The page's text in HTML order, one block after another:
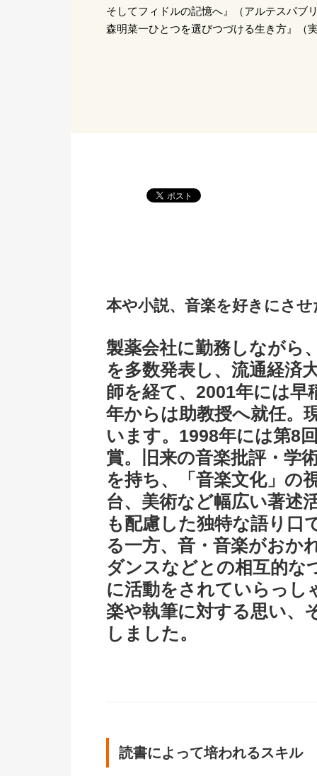
そしてフィドルの記憶へ』（アルテスパブ
森明菜一ひとつを選びつづける生き方』（
本や小説、音楽を好きにさ
製薬会社に勤務しながら
を多数発表し、流通経済
師を経て、2001年には早
年からは助教授へ就任。
います。1998年には第8
賞。旧来の音楽批評・学
を持ち、「音楽文化」の
台、美術など幅広い著述
も配慮した独特な語り口
る一方、音・音楽がおか
ダンスなどとの相互的な
に活動をされていらっし
楽や執筆に対する思い、
しました。
読書によって培われるスキル